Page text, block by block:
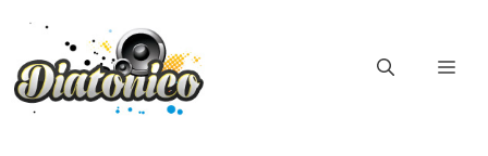
contenuto